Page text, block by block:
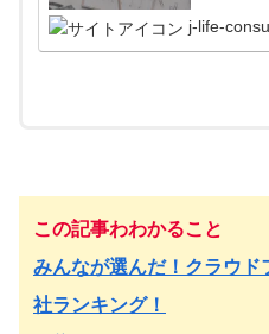
自動更新
ます。
j-life-
この記事わわかること
みんなが選んだ！クラウ
社ランキング！